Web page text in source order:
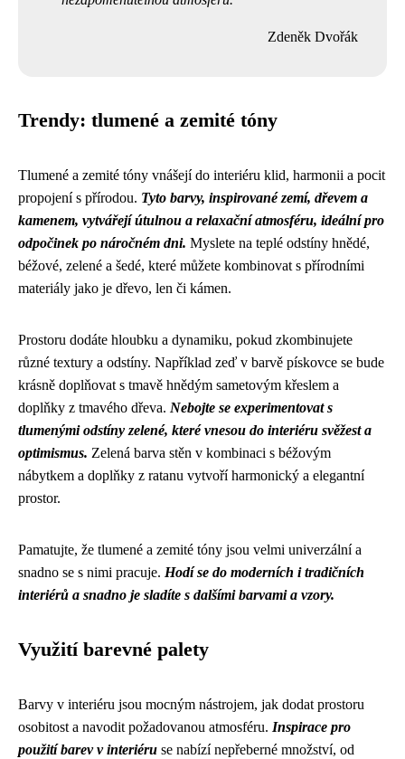
Zdeněk Dvořák
Trendy: tlumené a zemité tóny
Tlumené a zemité tóny vnášejí do interiéru klid, harmonii a pocit
propojení s přírodou. Tyto barvy, inspirované zemí, dřevem a
kamenem, vytvářejí útulnou a relaxační atmosféru, ideální pro
odpočinek po náročném dni. Myslete na teplé odstíny hnědé,
béžové, zelené a šedé, které můžete kombinovat s přírodními
materiály jako je dřevo, len či kámen.
Prostoru dodáte hloubku a dynamiku, pokud zkombinujete
různé textury a odstíny. Například zeď v barvě pískovce se bude
krásně doplňovat s tmavě hnědým sametovým křeslem a
doplňky z tmavého dřeva. Nebojte se experimentovat s
tlumenými odstíny zelené, které vnesou do interiéru svěžest a
optimismus. Zelená barva stěn v kombinaci s béžovým
nábytkem a doplňky z ratanu vytvoří harmonický a elegantní
prostor.
Pamatujte, že tlumené a zemité tóny jsou velmi univerzální a
snadno se s nimi pracuje. Hodí se do moderních i tradičních
interiérů a snadno je sladíte s dalšími barvami a vzory.
Využití barevné palety
Barvy v interiéru jsou mocným nástrojem, jak dodat prostoru
osobitost a navodit požadovanou atmosféru. Inspirace pro
použití barev v interiéru se nabízí nepřeberné množství, od